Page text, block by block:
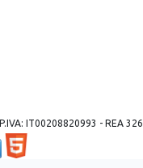
IT00208820993 - REA